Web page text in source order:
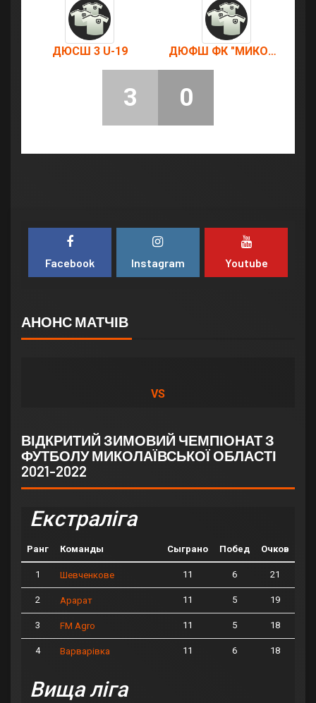
ДЮСШ 3 U-19 ДЮФШ ФК "МИКОЛАЇВ" U-15
3 0
Facebook Instagram Youtube
АНОНС МАТЧІВ
VS
ВІДКРИТИЙ ЗИМОВИЙ ЧЕМПІОНАТ З
ФУТБОЛУ МИКОЛАЇВСЬКОЇ ОБЛАСТІ
2021-2022
Екстраліга
Ранг Команды Сыграно Побед Очков
1 Шевченкове 11 6 21
2 Арарат 11 5 19
3 FM Agro 11 5 18
4 Варварівка 11 6 18
Вища ліга